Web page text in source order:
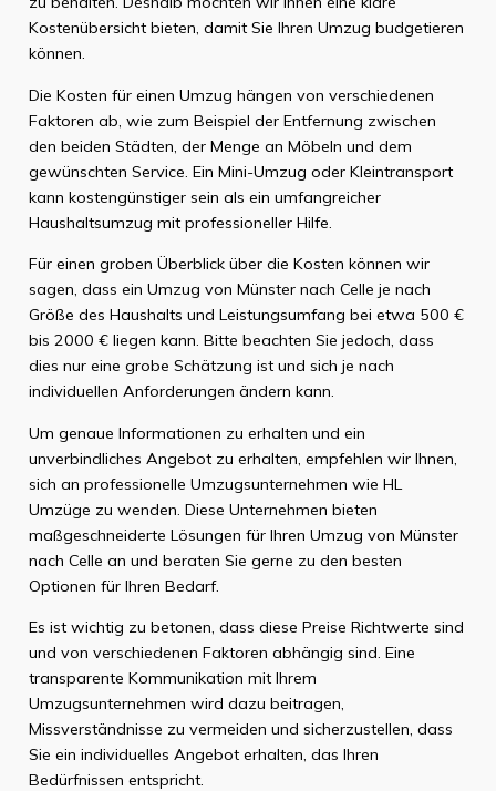
Kostenübersicht bieten, damit Sie Ihren Umzug budgetieren
können.
Die Kosten für einen Umzug hängen von verschiedenen
Faktoren ab, wie zum Beispiel der Entfernung zwischen
den beiden Städten, der Menge an Möbeln und dem
gewünschten Service. Ein Mini-Umzug oder Kleintransport
kann kostengünstiger sein als ein umfangreicher
Haushaltsumzug mit professioneller Hilfe.
Für einen groben Überblick über die Kosten können wir
sagen, dass ein Umzug von Münster nach Celle je nach
Größe des Haushalts und Leistungsumfang bei etwa 500 €
bis 2000 € liegen kann. Bitte beachten Sie jedoch, dass
dies nur eine grobe Schätzung ist und sich je nach
individuellen Anforderungen ändern kann.
Um genaue Informationen zu erhalten und ein
unverbindliches Angebot zu erhalten, empfehlen wir Ihnen,
sich an professionelle Umzugsunternehmen wie HL
Umzüge zu wenden. Diese Unternehmen bieten
maßgeschneiderte Lösungen für Ihren Umzug von Münster
nach Celle an und beraten Sie gerne zu den besten
Optionen für Ihren Bedarf.
Es ist wichtig zu betonen, dass diese Preise Richtwerte sind
und von verschiedenen Faktoren abhängig sind. Eine
transparente Kommunikation mit Ihrem
Umzugsunternehmen wird dazu beitragen,
Missverständnisse zu vermeiden und sicherzustellen, dass
Sie ein individuelles Angebot erhalten, das Ihren
Bedürfnissen entspricht.